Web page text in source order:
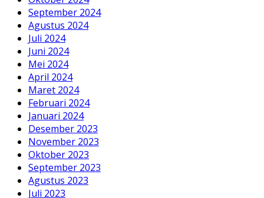
September 2024
Agustus 2024
Juli 2024
Juni 2024
Mei 2024
April 2024
Maret 2024
Februari 2024
Januari 2024
Desember 2023
November 2023
Oktober 2023
September 2023
Agustus 2023
Juli 2023